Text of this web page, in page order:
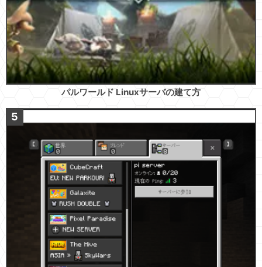
パルワールド Linuxサーバの建て方